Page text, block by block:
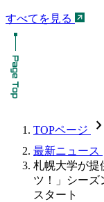
すべてを見る
TOPページ chevron_forward
最新ニュース
札幌大学が提
ツ！」シーズ
スタート